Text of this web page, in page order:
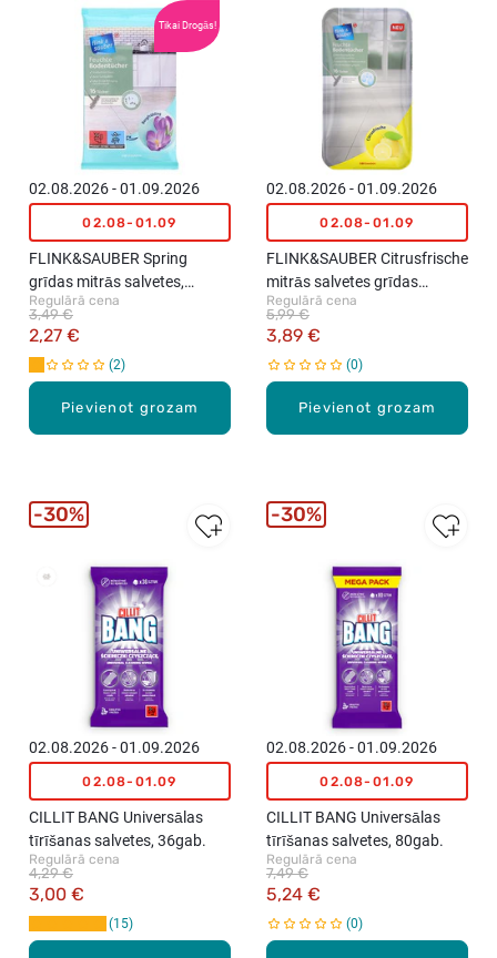
Tikai Drogās!
Pievienot grozam
02.08.2026 - 01.09.2026
02.08-01.09
FLINK&SAUBER Spring
grīdas mitrās salvetes,
16gab.
Regulārā cena
2,27 €
3,49 €
2
Pievienot grozam
02.08.2026 - 01.09.2026
02.08-01.09
FLINK&SAUBER Citrusfrische
mitrās salvetes grīdas
tīrīšanai, 16gab.
Regulārā cena
3,89 €
5,99 €
0
02.08.2026 - 01.09.2026
02.08-01.09
CILLIT BANG Universālas
tīrīšanas salvetes, 36gab.
Regulārā cena
3,00 €
4,29 €
15
30%
02.08.2026 - 01.09.2026
02.08-01.09
CILLIT BANG Universālas
tīrīšanas salvetes, 80gab.
Regulārā cena
5,24 €
7,49 €
0
30%